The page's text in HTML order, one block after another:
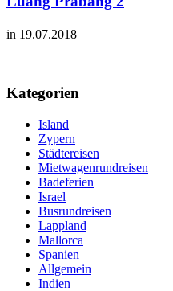
in 19.07.2018
Kategorien
Island
Zypern
Städtereisen
Mietwagenrundreisen
Badeferien
Israel
Busrundreisen
Lappland
Mallorca
Spanien
Allgemein
Indien